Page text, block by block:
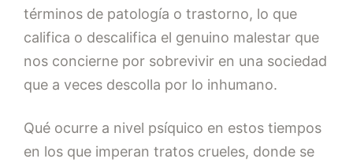
términos de patología o trastorno, lo que
califica o descalifica el genuino malestar que
nos concierne por sobrevivir en una sociedad
que a veces descolla por lo inhumano.
Qué ocurre a nivel psíquico en estos tiempos
en los que imperan tratos crueles, donde se